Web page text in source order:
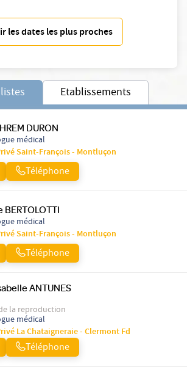
les dates les plus proches
Etablissements
DURON
médical
Saint-François - Montluçon
Téléphone
BERTOLOTTI
médical
Saint-François - Montluçon
Téléphone
ANTUNES
la reproduction
médical
La Chataigneraie - Clermont Fd
Téléphone